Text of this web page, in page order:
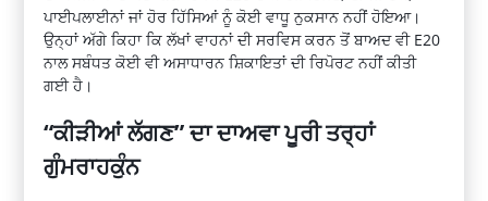
ਪਾਈਪਲਾਈਨਾਂ ਜਾਂ ਹੋਰ ਹਿੱਸਿਆਂ ਨੂੰ ਕੋਈ ਵਾਧੂ ਨੁਕਸਾਨ ਨਹੀਂ ਹੋਇਆ।
ਉਨ੍ਹਾਂ ਅੱਗੇ ਕਿਹਾ ਕਿ ਲੱਖਾਂ ਵਾਹਨਾਂ ਦੀ ਸਰਵਿਸ ਕਰਨ ਤੋਂ ਬਾਅਦ ਵੀ E20
ਨਾਲ ਸਬੰਧਤ ਕੋਈ ਵੀ ਅਸਾਧਾਰਨ ਸ਼ਿਕਾਇਤਾਂ ਦੀ ਰਿਪੋਰਟ ਨਹੀਂ ਕੀਤੀ
ਗਈ ਹੈ।
“ਕੀੜੀਆਂ ਲੱਗਣ” ਦਾ ਦਾਅਵਾ ਪੂਰੀ ਤਰ੍ਹਾਂ
ਗੁੰਮਰਾਹਕੁੰਨ